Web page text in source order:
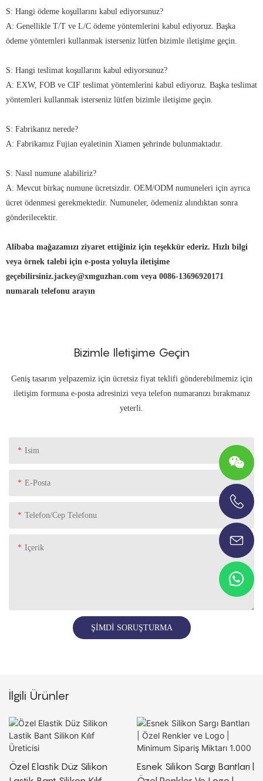
S: Hangi ödeme koşullarını kabul ediyorsunuz?
A: Genellikle T/T ve L/C ödeme yöntemlerini kabul ediyoruz. Başka
ödeme yöntemleri kullanmak isterseniz lütfen bizimle iletişime geçin.
S: Hangi teslimat koşullarını kabul ediyorsunuz?
A: EXW, FOB ve CIF teslimat yöntemlerini kabul ediyoruz. Başka teslimat
yöntemleri kullanmak isterseniz lütfen bizimle iletişime geçin.
S: Fabrikanız nerede?
A: Fabrikamız Fujian eyaletinin Xiamen şehrinde bulunmaktadır.
S: Nasıl numune alabiliriz?
A: Mevcut birkaç numune ücretsizdir. OEM/ODM numuneleri için ayrıca
ücret ödenmesi gerekmektedir. Numuneler, ödemeniz alındıktan sonra
gönderilecektir.
Alibaba mağazamızı ziyaret ettiğiniz için teşekkür ederiz. Hızlı bilgi
veya örnek talebi için e-posta yoluyla iletişime
geçebilirsiniz.jackey@xmguzhan.com veya 0086-13696920171
numaralı telefonu arayın
Bizimle Iletişime Geçin
Geniş tasarım yelpazemiz için ücretsiz fiyat teklifi gönderebilmemiz için
iletişim formuna e-posta adresinizi veya telefon numaranızı bırakmanız
yeterli.
Isim
E-Posta
Telefon/Cep Telefonu
Içerik
ŞIMDI SORUŞTURMA
İlgili Ürünler
Özel Elastik Düz Silikon
Esnek Silikon Sargı Bantları |